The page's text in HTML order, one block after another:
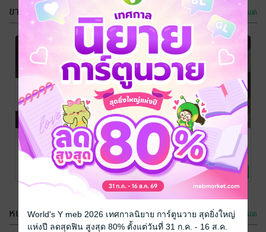
บอดี้การ์ด
บัญชารัก
รตีรินทร์
/ สิบหยิบ
หนึ่ง
นิยายรัก
No Rating
อย่าเล่นกับไฟ
รตีรินทร์/ สิบหยิบ
หนึ่ง
นิยายรัก
No Rating
ขายดี ดูทั้งหมด
รักเร้นลับสัมผัส
พิศวง (หนังสือ
เสียง)
เวหาซาตาน/ สิบ
บอดี้การ์ด
บัญชารัก
รตีรินทร์
/ สิบหยิบ
หนึ่ง
นิยายรัก
No Rating
เชลยสาว...จ้าว
หัวใจเถื่อน
รตีรินทร์ / สิบหยิบ
หนึ่ง
นิยายรัก
No Rating
หนังสือเสียง ดูทั้งหมด
World's Y meb 2026 เทศกาลนิยาย การ์ตูนวาย สุดยิ่งใหญ่
แห่งปี ลดสุดฟิน สูงสุด 80% ตั้งแต่วันที่ 31 ก.ค. - 16 ส.ค.